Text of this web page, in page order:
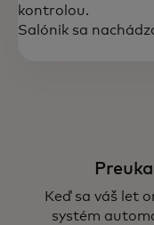
kontrolou.
Salónik sa
Keď sa váš let
systém